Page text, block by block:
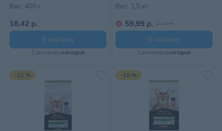
Вес: 400 г
18,42 р.
В корзину
Самовывозсегодня
Вес: 1,5 кг
59,99 р. 67,99 р.
В корзину
Самовывозсегодня
-12 % -15 %